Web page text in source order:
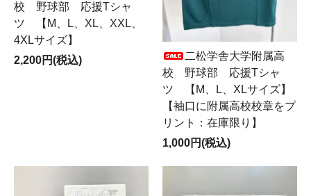
校 野球部 応援Tシャ
ツ 【M、L、XL、XXL、
4XLサイズ】
2,200円(税込)
二松学舎大学附属高
校 野球部 応援Tシャ
ツ 【M、L、XLサイズ】
【袖口に附属高校校章をプ
リント：在庫限り】
1,000円(税込)